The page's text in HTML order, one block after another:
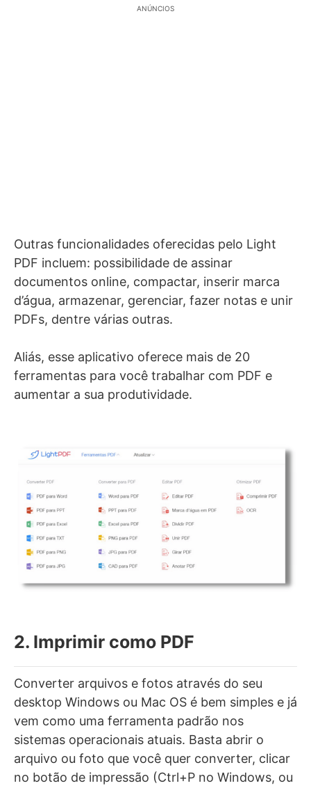
ANÚNCIOS
Outras funcionalidades oferecidas pelo Light
PDF incluem: possibilidade de assinar
documentos online, compactar, inserir marca
d’água, armazenar, gerenciar, fazer notas e unir
PDFs, dentre várias outras.
Aliás, esse aplicativo oferece mais de 20
ferramentas para você trabalhar com PDF e
aumentar a sua produtividade.
2. Imprimir como PDF
Converter arquivos e fotos através do seu
desktop Windows ou Mac OS é bem simples e já
vem como uma ferramenta padrão nos
sistemas operacionais atuais. Basta abrir o
arquivo ou foto que você quer converter, clicar
no botão de impressão (Ctrl+P no Windows, ou